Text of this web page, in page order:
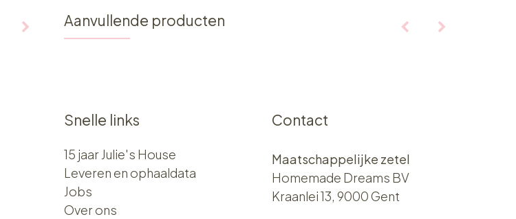
Aanvullende producten
Snelle links
15 jaar Julie's House
Leveren en ophaaldata
Jobs
Over ons​​
Contact
Maatschappelijke zetel
Homemade Dreams BV
Kraanlei 13, 9000 Gent